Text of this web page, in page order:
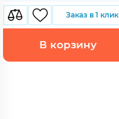
Заказ в 1 клик
В корзину